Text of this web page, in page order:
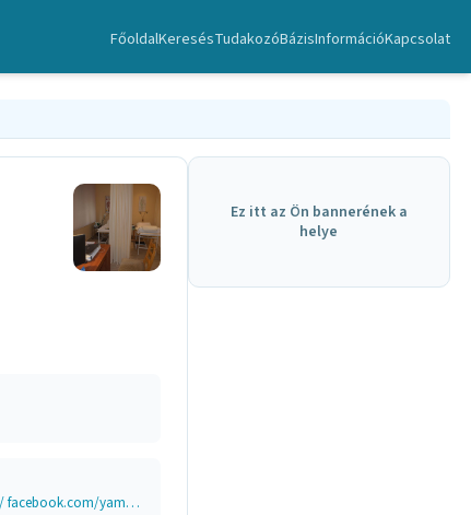
FőoldalKeresésTudakozóBázisInformációKapcsolat
www.yamamoto.hu facebook.com/yamamotointezet/ facebook.com/yamamotointezet/
Ez itt az Ön bannerének a
helye